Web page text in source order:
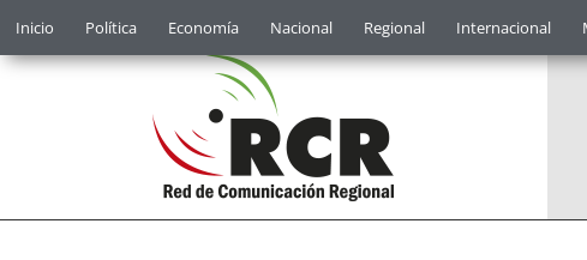
Inicio Política Economía Nacional Regional Internacional